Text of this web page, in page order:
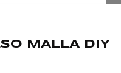
MALLA DIY